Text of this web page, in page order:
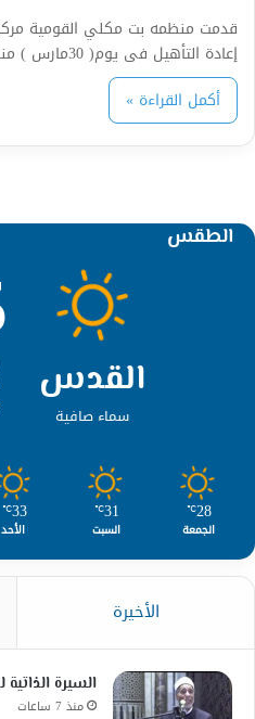
قدمت منظمه بت مكلي القومية مركز
إعادة التأهيل فى يوم( 30مارس ) منطقه شرق النيل…
أكمل القراءة »
الطقس
القدس
سماء صافية
28
℃
الجمعة
31
℃
السبت
33
℃
الأحد
الأخيرة
السيرة
منذ 7 ساعات